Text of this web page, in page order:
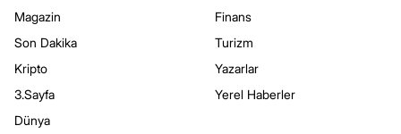
Magazin
Son Dakika
Kripto
3.Sayfa
Dünya
Finans
Turizm
Yazarlar
Yerel Haberler